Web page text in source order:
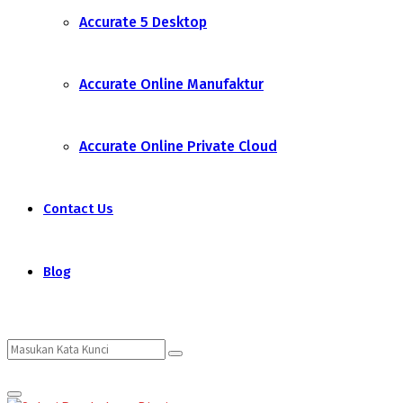
Accurate 5 Desktop
Accurate Online Manufaktur
Accurate Online Private Cloud
Contact Us
Blog
Search
Search